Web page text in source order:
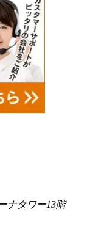
ナタワー13階